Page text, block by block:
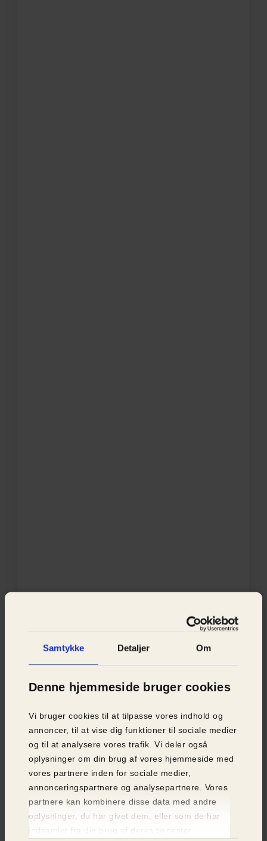
Samtykke Detaljer Om
Denne hjemmeside bruger cookies
Vi bruger cookies til at tilpasse vores indhold og
annoncer, til at vise dig funktioner til sociale medier
og til at analysere vores trafik. Vi deler også
oplysninger om din brug af vores hjemmeside med
vores partnere inden for sociale medier,
annonceringspartnere og analysepartnere. Vores
partnere kan kombinere disse data med andre
oplysninger, du har givet dem, eller som de har